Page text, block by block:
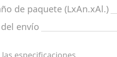
de paquete (LxAn.xAl.)
envío